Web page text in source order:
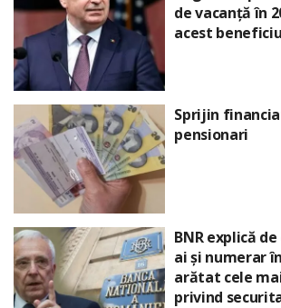
de vacanță în
acest beneficiu
Sprijin
pensionari
BNR explică
ai și numerar
arătat cele
privind